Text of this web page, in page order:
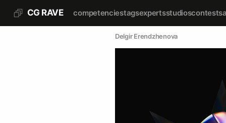
CG RAVE competenciestagsexpertsstudioscontests
Delgir Erendzhenova